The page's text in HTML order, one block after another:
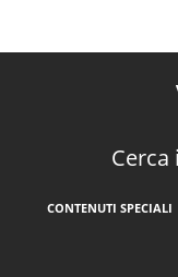
Cerca
CONTENUTI SPECIALI